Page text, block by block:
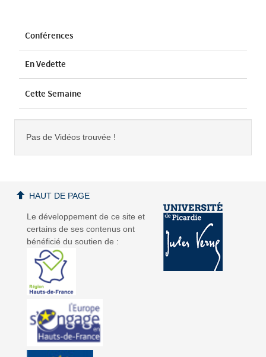
Conférences
En Vedette
Cette Semaine
Pas de Vidéos trouvée !
Le développement de ce site et
certains de ses contenus ont
bénéficié du soutien de :
HAUT DE PAGE